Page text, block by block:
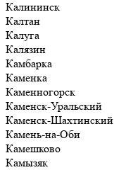
Калининск
Калтан
Калуга
Калязин
Камбарка
Каменка
Каменногорск
Каменск-Уральский
Каменск-Шахтинский
Камень-на-Оби
Камешково
Камызяк